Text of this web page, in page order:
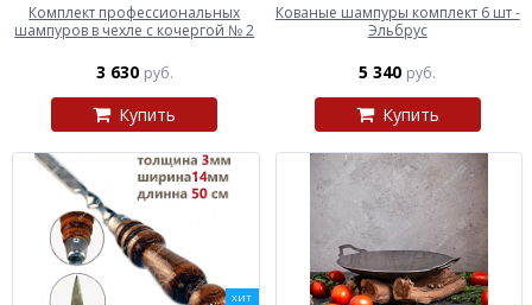
Комплект профессиональных
шампуров в чехле с кочергой № 2
3 630 руб.
Купить
Кованые шампуры комплект 6 шт -
Эльбрус
5 340 руб.
Купить
ХИТ